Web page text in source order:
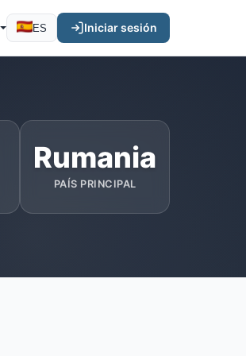
ES Iniciar sesión
Rumania
PAÍS PRINCIPAL